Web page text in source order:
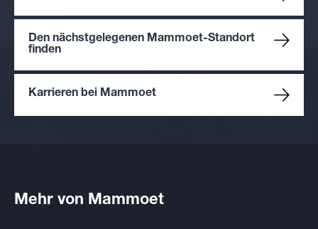
Den nächstgelegenen Mammoet-Standort
finden
Karrieren bei Mammoet
Mehr von Mammoet